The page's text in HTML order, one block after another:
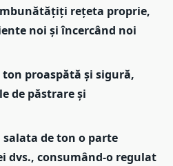
rețeta proprie,
noi și încercând noi
proaspătă și sigură,
de păstrare și
de ton o parte
dvs., consumând-o regulat